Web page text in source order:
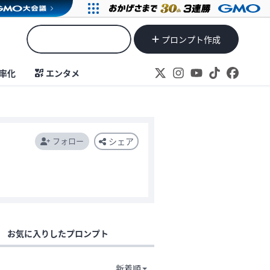
プロンプト作成
化 エンタメ
フォロー シェア
お気に入りしたプロンプト